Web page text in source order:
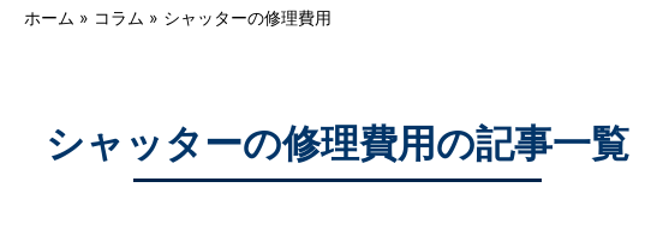
ホーム » コラム » シャッターの修理費用
シャッターの修理費用の記事一覧